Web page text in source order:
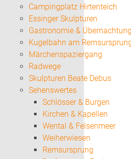
Campingplatz Hirtenteich
Essinger Skulpturen
Gastronomie &
Kugelbahn am
Märchenspaziergang
Radwege
Skulpturen Beate Debus
Sehenswertes
Schlösser & Burgen
Kirchen & Kapellen
Wental & Felsenmeer
Weiherwiesen
Remsursprung